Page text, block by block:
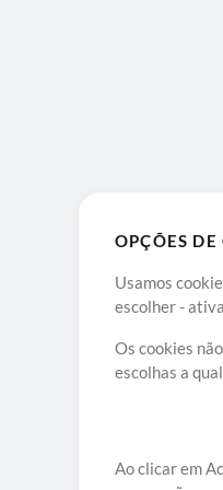
OPÇÕES DE
Usamos
escolher -
Os cookies
escolhas a
Ao clicar em